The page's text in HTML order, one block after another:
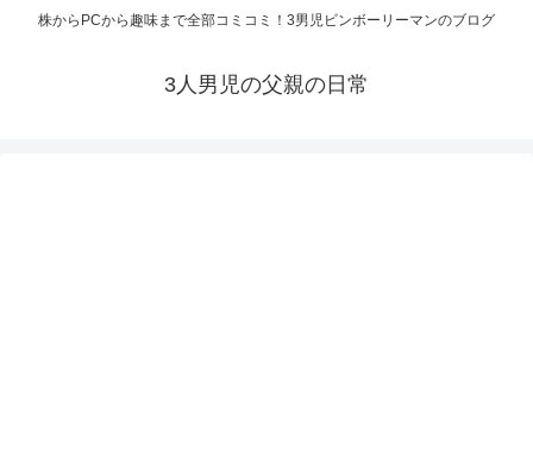
株からPCから趣味まで全部コミコミ！3男児ビンボーリーマンのブログ
3人男児の父親の日常